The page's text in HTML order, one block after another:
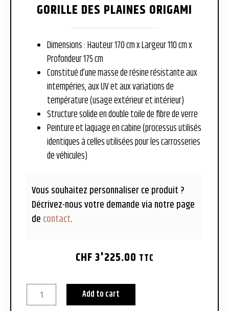
GORILLE DES PLAINES ORIGAMI
Dimensions : Hauteur 170 cm x Largeur 110 cm x
Profondeur 175 cm
Constitué d’une masse de résine résistante aux
intempéries, aux UV et aux variations de
température (usage extérieur et intérieur)
Structure solide en double toile de fibre de verre
Peinture et laquage en cabine (processus utilisés
identiques à celles utilisées pour les carrosseries
de véhicules)
Vous souhaitez personnaliser ce produit ?
Décrivez-nous votre demande via notre page
de contact.
CHF3'225.00 TTC
Add to cart